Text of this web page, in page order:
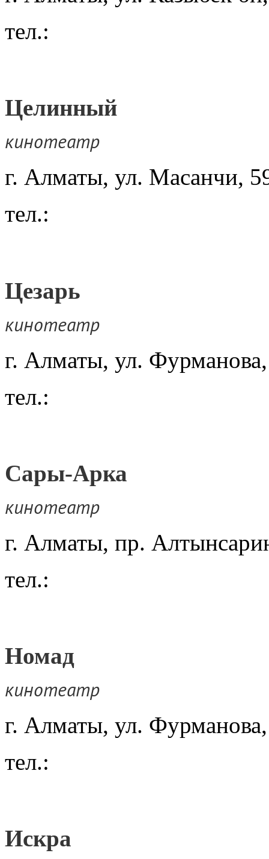
тел.:
Целинный
кинотеатр
г. Алматы, ул. Масанчи,
тел.:
Цезарь
кинотеатр
г. Алматы, ул.
тел.:
Сары-Арка
кинотеатр
г. Алматы, пр.
тел.:
Номад
кинотеатр
г. Алматы, ул.
тел.:
Искра